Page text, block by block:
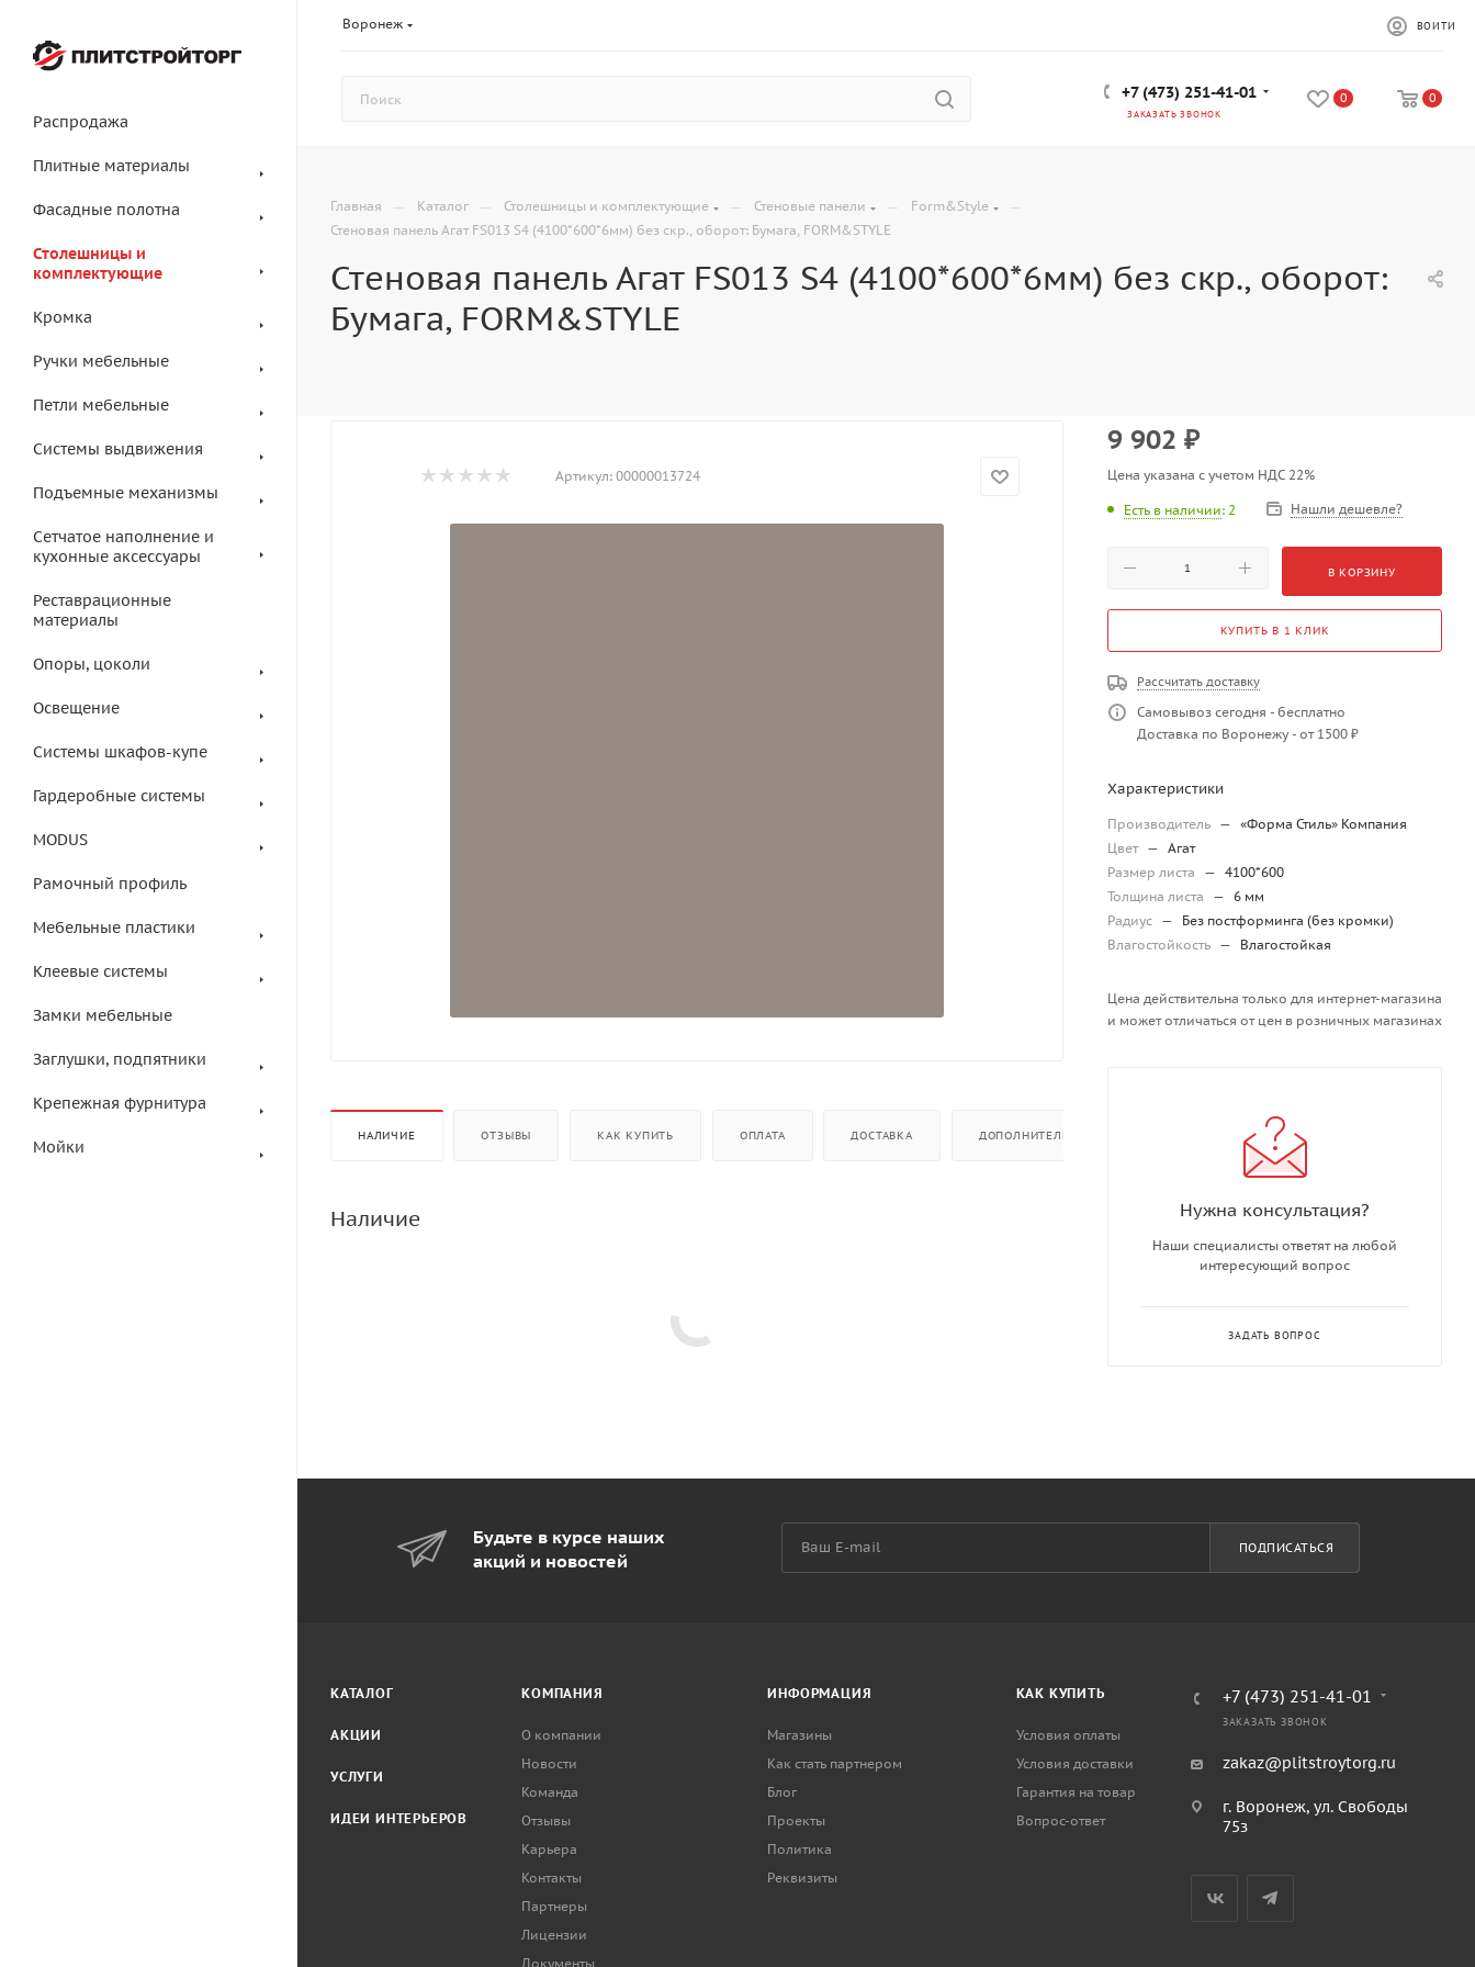
Воронеж ВОЙТИ
+7 (473) 251-41-01
ЗАКАЗАТЬ ЗВОНОК
0 0
Распродажа
Плитные материалы
Фасадные полотна
Столешницы и
комплектующие
Кромка
Ручки мебельные
Петли мебельные
Системы выдвижения
Подъемные механизмы
Сетчатое наполнение и
кухонные аксессуары
Реставрационные
материалы
Опоры, цоколи
Освещение
Системы шкафов-купе
Гардеробные системы
MODUS
Рамочный профиль
Мебельные пластики
Клеевые системы
Замки мебельные
Заглушки, подпятники
Крепежная фурнитура
Мойки
Главная — Каталог — Столешницы и комплектующие — Стеновые панели — Form&Style —
Стеновая панель Агат FS013 S4 (4100*600*6мм) без скр., оборот: Бумага, FORM&STYLE
Стеновая панель Агат FS013 S4 (4100*600*6мм) без скр., оборот:
Бумага, FORM&STYLE
Артикул: 00000013724
НАЛИЧИЕ ОТЗЫВЫ КАК КУПИТЬ ОПЛАТА ДОСТАВКА ДОПОЛНИТЕЛЬНО
Наличие
9 902 ₽
Цена указана с учетом НДС 22%
Есть в наличии: 2 Нашли дешевле?
В КОРЗИНУ
КУПИТЬ В 1 КЛИК
Рассчитать доставку
Самовывоз сегодня - бесплатно
Доставка по Воронежу - от 1500 ₽
Характеристики
Производитель — «Форма Стиль» Компания
Цвет — Агат
Размер листа
— 4100*600
Толщина листа
— 6 мм
Радиус —
Без постформинга (без кромки)
Влагостойкость — Влагостойкая
Цена действительна только для интернет-магазина
и может отличаться от цен в розничных магазинах
Нужна консультация?
Наши специалисты ответят на любой
интересующий вопрос
ЗАДАТЬ ВОПРОС
Будьте в курсе наших
акций и новостей
ПОДПИСАТЬСЯ
КАТАЛОГ
АКЦИИ
УСЛУГИ
ИДЕИ ИНТЕРЬЕРОВ
КОМПАНИЯ
О компании
Новости
Команда
Отзывы
Карьера
Контакты
Партнеры
Лицензии
Документы
ИНФОРМАЦИЯ
Магазины
Как стать партнером
Блог
Проекты
Политика
Реквизиты
КАК КУПИТЬ
Условия оплаты
Условия доставки
Гарантия на товар
Вопрос-ответ
+7 (473) 251-41-01
ЗАКАЗАТЬ ЗВОНОК
zakaz@plitstroytorg.ru
г. Воронеж, ул. Свободы
75з